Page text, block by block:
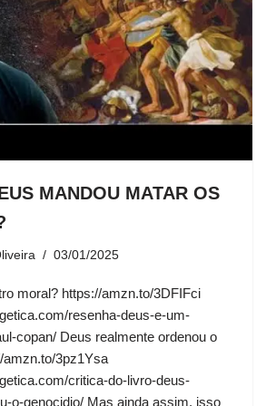
MANDOU MATAR OS
03/01/2025
moral? https://amzn.to/3DFIFci
resenha-deus-e-um-
copan/ Deus realmente ordenou o
3pz1Ysa
critica-do-livro-deus-
o-genocidio/ Mas ainda assim, isso